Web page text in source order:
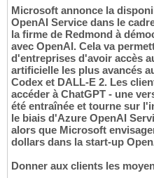
Microsoft annonce la
OpenAI Service dans le
la firme de Redmond à
avec OpenAI. Cela va
d'entreprises d'avoir accès
artificielle les plus avancés
Codex et DALL-E 2. Les
accéder à ChatGPT - une
été entraînée et tourne sur
le biais d'Azure OpenAI
alors que Microsoft
dollars dans la start-up
Donner aux clients les